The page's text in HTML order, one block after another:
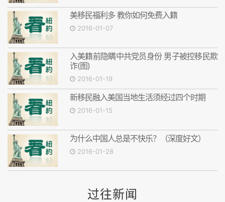
美移民福利多 教你如何免费入籍
2016-01-07
入美籍前隐瞒中共党员身份 男子被控移民欺
诈(图)
2016-01-19
新移民融入美国当地生活须经过四个时期
2016-01-15
为什么中国人总是不快乐？（深度好文）
2016-01-28
过往新闻